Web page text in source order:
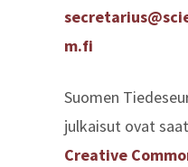
m.fi
Suomen
julkaisut ovat
Creative